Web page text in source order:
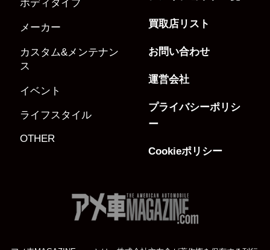
ボディタイプ
メーカー
カスタム&メンテナン
ス
イベント
ライフスタイル
OTHER
買取店リスト
お問い合わせ
運営会社
プライバシーポリシ
ー
Cookieポリシー